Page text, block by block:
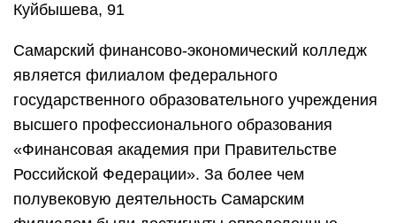
Куйбышева, 91
Самарский финансово-экономический колледж
является филиалом федерального
государственного образовательного учреждения
высшего профессионального образования
«Финансовая академия при Правительстве
Российской Федерации». За более чем
полувековую деятельность Самарским